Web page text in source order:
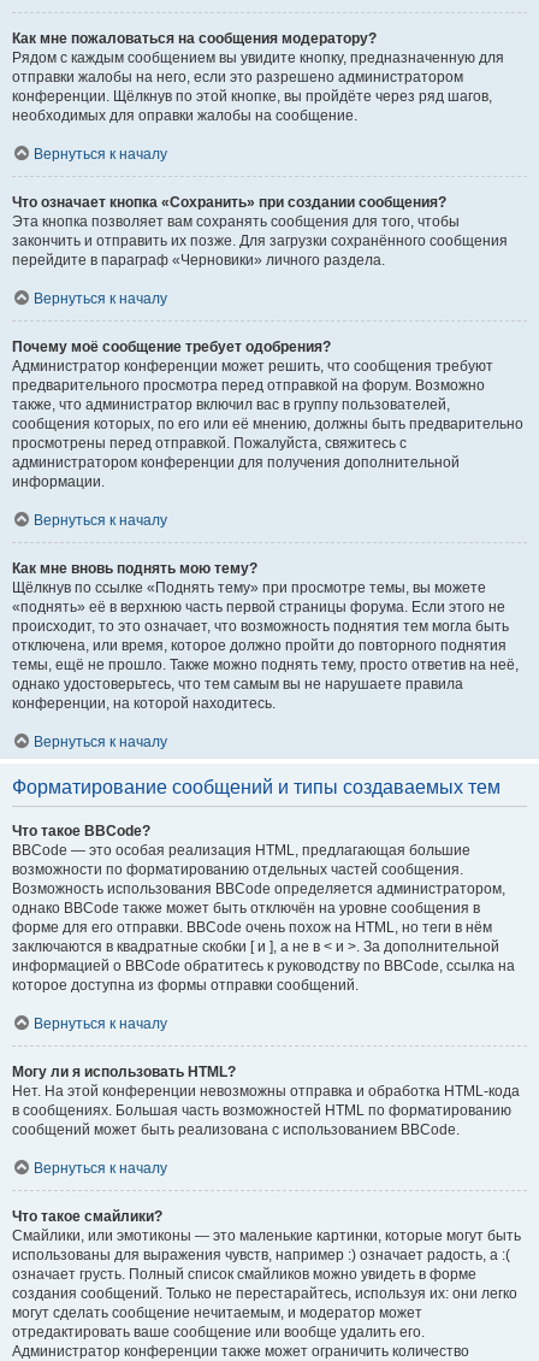
Как мне пожаловаться на сообщения модератору?
Рядом с каждым сообщением вы увидите кнопку, предназначенную для
отправки жалобы на него, если это разрешено администратором
конференции. Щёлкнув по этой кнопке, вы пройдёте через ряд шагов,
необходимых для оправки жалобы на сообщение.
Вернуться к началу
Что означает кнопка «Сохранить» при создании сообщения?
Эта кнопка позволяет вам сохранять сообщения для того, чтобы
закончить и отправить их позже. Для загрузки сохранённого сообщения
перейдите в параграф «Черновики» личного раздела.
Вернуться к началу
Почему моё сообщение требует одобрения?
Администратор конференции может решить, что сообщения требуют
предварительного просмотра перед отправкой на форум. Возможно
также, что администратор включил вас в группу пользователей,
сообщения которых, по его или её мнению, должны быть предварительно
просмотрены перед отправкой. Пожалуйста, свяжитесь с
администратором конференции для получения дополнительной
информации.
Вернуться к началу
Как мне вновь поднять мою тему?
Щёлкнув по ссылке «Поднять тему» при просмотре темы, вы можете
«поднять» её в верхнюю часть первой страницы форума. Если этого не
происходит, то это означает, что возможность поднятия тем могла быть
отключена, или время, которое должно пройти до повторного поднятия
темы, ещё не прошло. Также можно поднять тему, просто ответив на неё,
однако удостоверьтесь, что тем самым вы не нарушаете правила
конференции, на которой находитесь.
Вернуться к началу
Форматирование сообщений и типы создаваемых тем
Что такое BBCode?
BBCode — это особая реализация HTML, предлагающая большие
возможности по форматированию отдельных частей сообщения.
Возможность использования BBCode определяется администратором,
однако BBCode также может быть отключён на уровне сообщения в
форме для его отправки. BBCode очень похож на HTML, но теги в нём
заключаются в квадратные скобки [ и ], а не в < и >. За дополнительной
информацией о BBCode обратитесь к руководству по BBCode, ссылка на
которое доступна из формы отправки сообщений.
Вернуться к началу
Могу ли я использовать HTML?
Нет. На этой конференции невозможны отправка и обработка HTML-кода
в сообщениях. Большая часть возможностей HTML по форматированию
сообщений может быть реализована с использованием BBCode.
Вернуться к началу
Что такое смайлики?
Смайлики, или эмотиконы — это маленькие картинки, которые могут быть
использованы для выражения чувств, например :) означает радость, а :(
означает грусть. Полный список смайликов можно увидеть в форме
создания сообщений. Только не перестарайтесь, используя их: они легко
могут сделать сообщение нечитаемым, и модератор может
отредактировать ваше сообщение или вообще удалить его.
Администратор конференции также может ограничить количество